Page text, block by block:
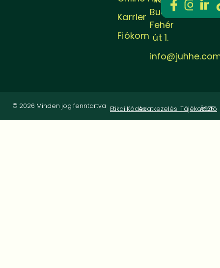
Karrier
Fiókom
Budapest,
Fehér
út 1.
© 2026 Minden jog fenntartva Etikai KódexAdatkezelési Tájékoztató
ÁSZF